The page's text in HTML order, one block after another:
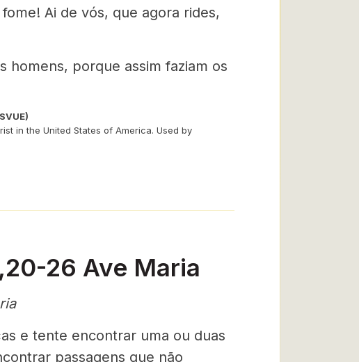
Ai de vós, que agora rides,
homens, porque assim faziam os
in the United States of America. Used by
26 Ave Maria
e tente encontrar uma ou duas
passagens que não